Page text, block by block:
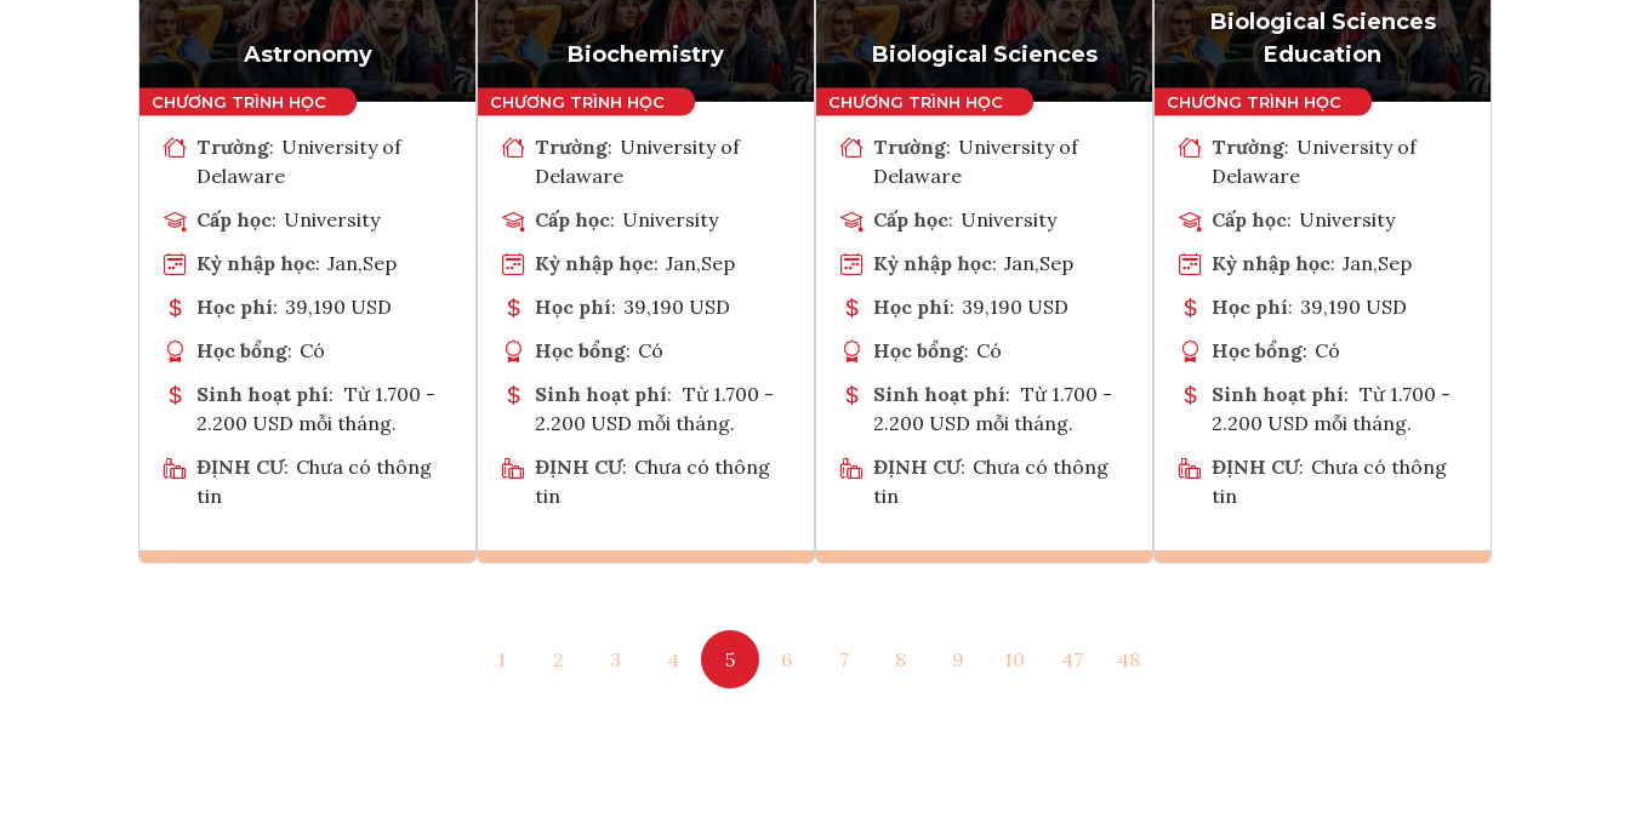
Tham vấn Interlink Tham vấn Interlink Tham vấn Interlink Tham vấn Interlink
Astronomy
Trường: University of
Delaware
Cấp học: University
Kỳ nhập học: Jan,Sep
Học phí: 39,190 USD
Học bổng: Có
Sinh hoạt phí: Từ 1.700 -
2.200 USD mỗi tháng.
ĐỊNH CƯ: Chưa có thông
tin
Biochemistry
Trường: University of
Delaware
Cấp học: University
Kỳ nhập học: Jan,Sep
Học phí: 39,190 USD
Học bổng: Có
Sinh hoạt phí: Từ 1.700 -
2.200 USD mỗi tháng.
ĐỊNH CƯ: Chưa có thông
tin
Tham vấn Interlink
Biological Sciences
Trường: University of
Delaware
Cấp học: University
Kỳ nhập học: Jan,Sep
Học phí: 39,190 USD
Học bổng: Có
Sinh hoạt phí: Từ 1.700 -
2.200 USD mỗi tháng.
ĐỊNH CƯ: Chưa có thông
tin
Tham vấn Interlink
Biological Sciences
Education
Trường: University of
Delaware
Cấp học: University
Kỳ nhập học: Jan,Sep
Học phí: 39,190 USD
Học bổng: Có
Sinh hoạt phí: Từ 1.700 -
2.200 USD mỗi tháng.
ĐỊNH CƯ: Chưa có thông
tin
1 2 3 4 5 6 7 8 9 10 47 48